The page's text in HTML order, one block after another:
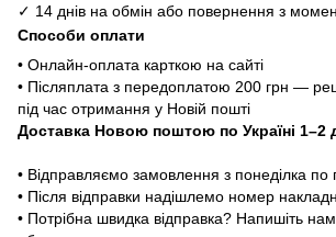
✓ 14 днів на обмін або повернення з
Способи оплати
• Онлайн-оплата карткою на сайті
• Післяплата з передоплатою 200 грн —
під час отримання у Новій пошті
Доставка Новою поштою по Україні 1–2
• Відправляємо замовлення з понеділка по
• Після відправки надішлемо номер
• Потрібна швидка відправка? Напишіть